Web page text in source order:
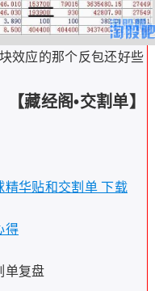
效应的那个反包还好些
藏经阁•交割单】
精华贴和交割单 下载
得
单复盘